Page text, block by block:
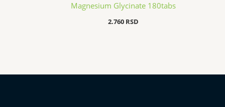
Magnesium Glycinate 180tabs
2.760 RSD